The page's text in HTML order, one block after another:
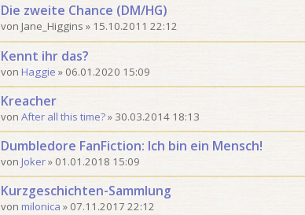
Die zweite Chance (DM/HG)
von Jane_Higgins » 15.10.2011 22:12
Kennt ihr das?
von Haggie » 06.01.2020 15:09
Kreacher
von After all this time?» 30.03.2014 18:13
Dumbledore FanFiction: Ich bin ein Mensch!
von Joker» 01.01.2018 15:09
Kurzgeschichten-Sammlung
von milonica » 07.11.2017 22:12